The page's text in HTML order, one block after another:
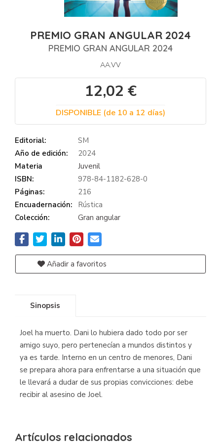
PREMIO GRAN ANGULAR 2024
PREMIO GRAN ANGULAR 2024
AA.VV
12,02 €
DISPONIBLE (de 10 a 12 días)
Editorial:
SM
Año de edición:
2024
Materia
Juvenil
ISBN:
978-84-1182-628-0
Páginas:
216
Encuadernación:
Rústica
Colección:
Gran angular
Añadir a favoritos
Sinopsis
Joel ha muerto. Dani lo hubiera dado todo por ser
amigo suyo, pero pertenecían a mundos distintos y
ya es tarde. Interno en un centro de menores, Dani
se prepara ahora para enfrentarse a una situación que
le llevará a dudar de sus propias convicciones: debe
recibir al asesino de Joel.
Artículos relacionados